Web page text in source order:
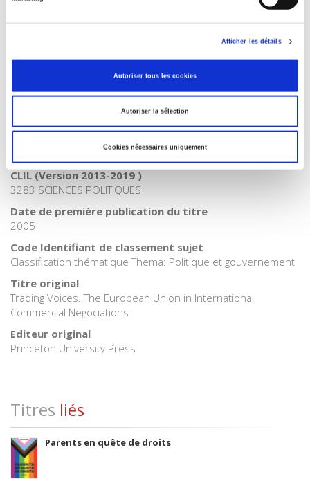
Afficher les détails
Autoriser tous les cookies
Autoriser la sélection
Cookies nécessaires uniquement
Politique
POL000000 POLITICAL SCIENCE
06 Professionnel et académique
CLIL (Version 2013-2019 )
3283 SCIENCES POLITIQUES
Date de première publication du titre
2005
Code Identifiant de classement sujet
Classification thématique Thema: Politique et gouvernement
Titre original
Trading Voices. The European Union in International
Commercial Negociations
Editeur original
Princeton University Press
Titres liés
Parents en quête de droits